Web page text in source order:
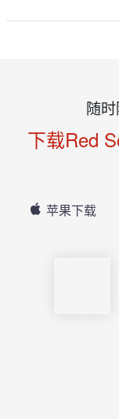
随
下载Red
苹果下载